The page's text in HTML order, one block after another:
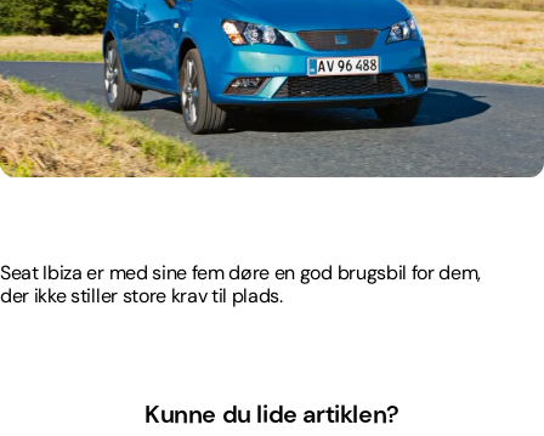
Seat Ibiza er med sine fem døre en god brugsbil for dem,
der ikke stiller store krav til plads.
Kunne du lide artiklen?